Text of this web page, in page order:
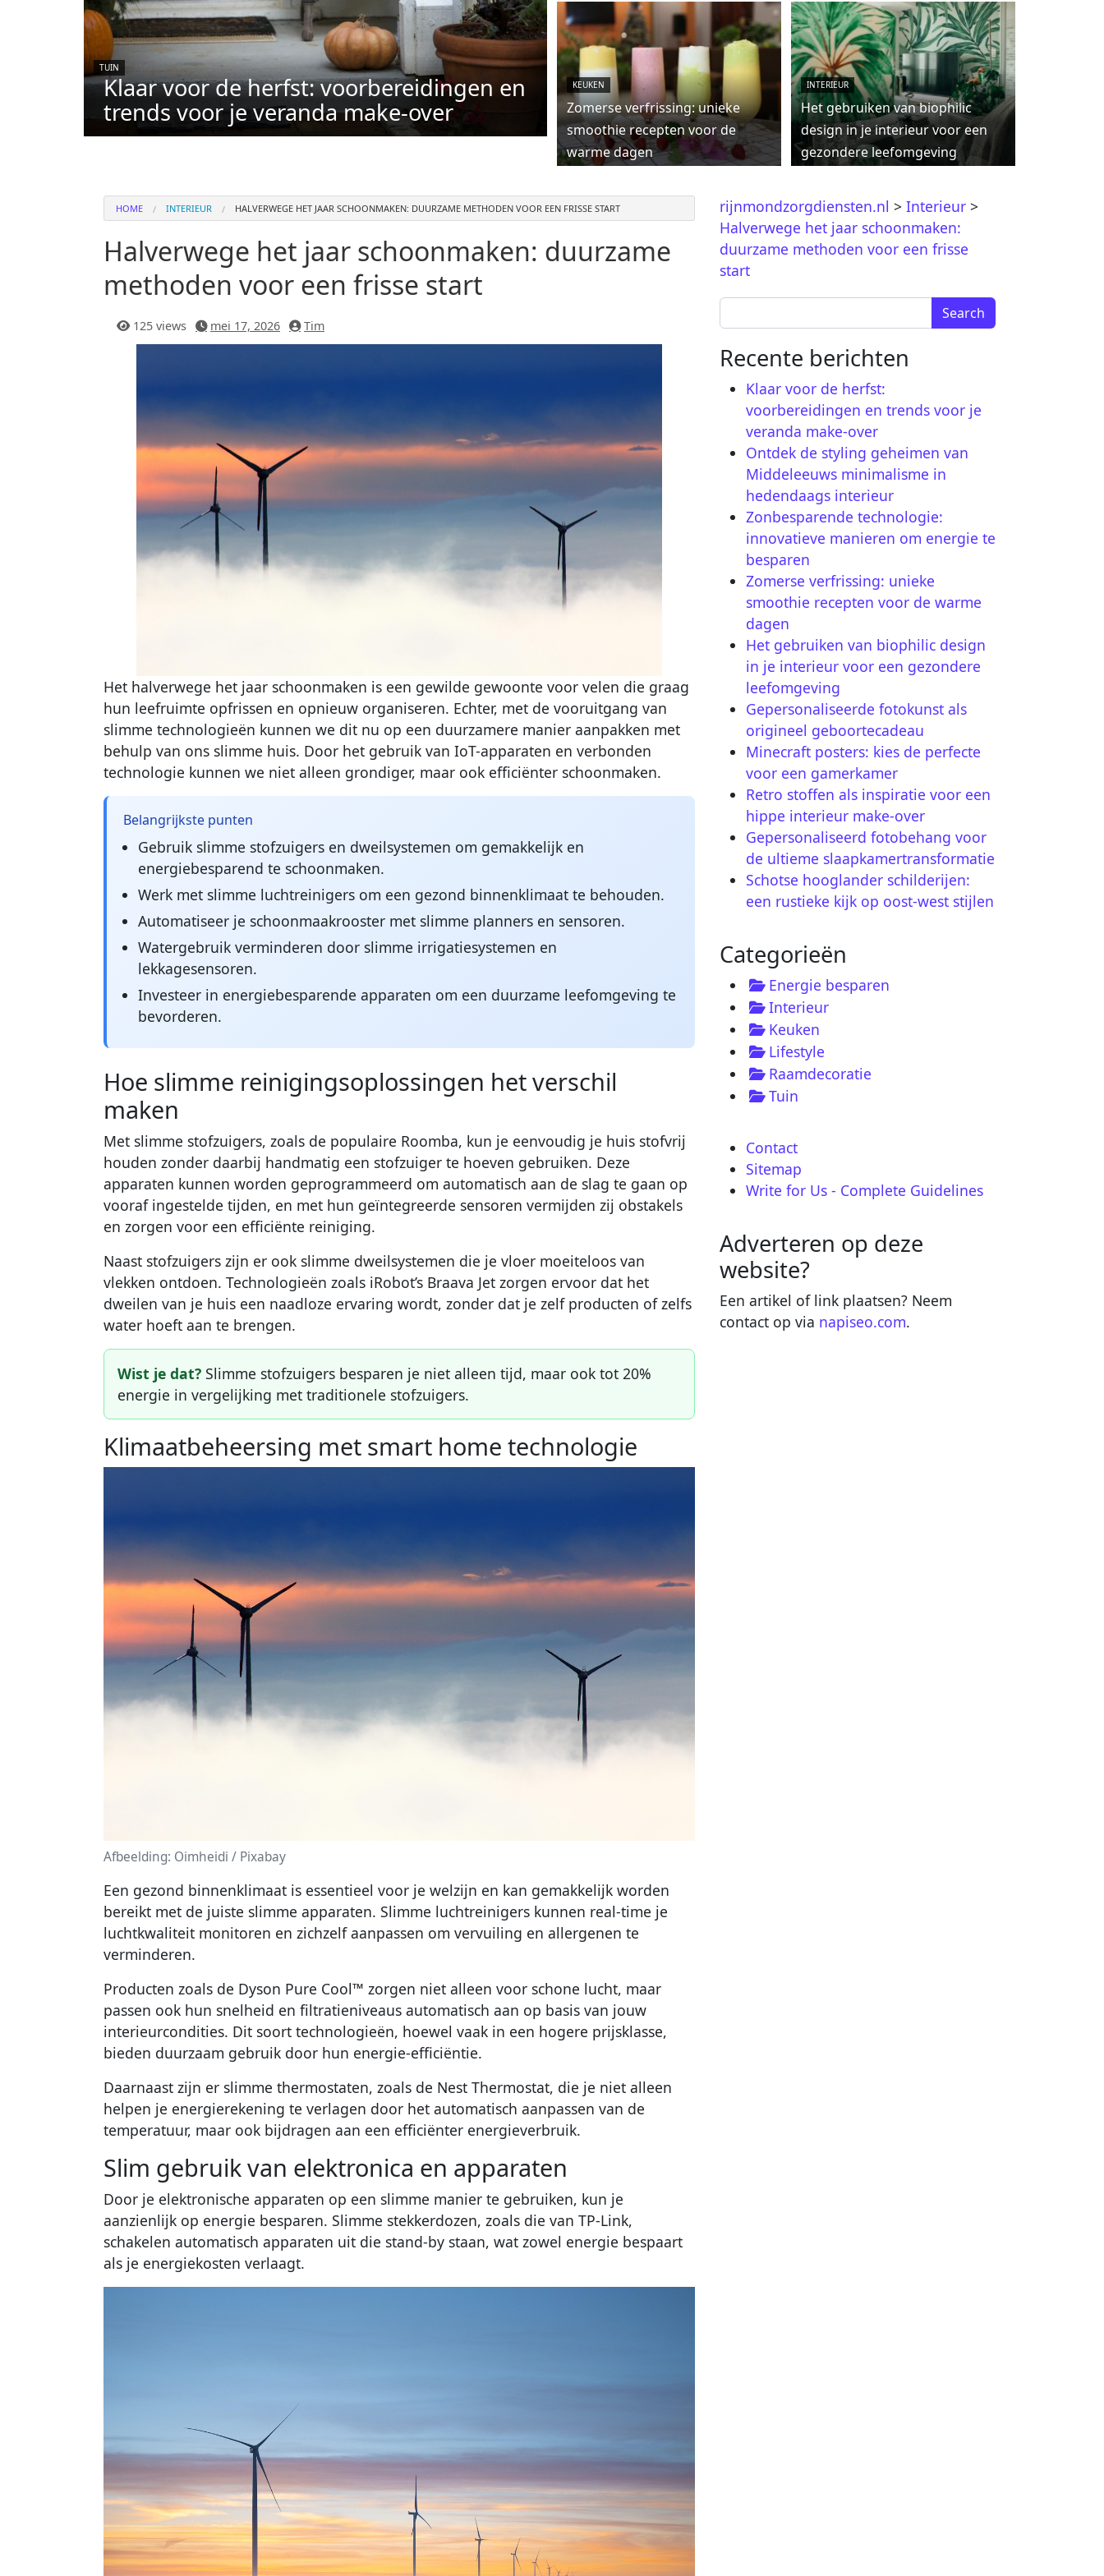
TUIN
Klaar voor de herfst: voorbereidingen en
trends voor je veranda make-over
KEUKEN
Zomerse verfrissing: unieke
smoothie recepten voor de
warme dagen
INTERIEUR
Het gebruiken van biophilic
design in je interieur voor een
gezondere leefomgeving
HOME INTERIEUR HALVERWEGE HET JAAR SCHOONMAKEN: DUURZAME METHODEN VOOR EEN FRISSE START
Halverwege het jaar schoonmaken: duurzame
methoden voor een frisse start
125 views mei 17, 2026 Tim
Het halverwege het jaar schoonmaken is een gewilde gewoonte voor velen die graag
hun leefruimte opfrissen en opnieuw organiseren. Echter, met de vooruitgang van
slimme technologieën kunnen we dit nu op een duurzamere manier aanpakken met
behulp van ons slimme huis. Door het gebruik van IoT-apparaten en verbonden
technologie kunnen we niet alleen grondiger, maar ook efficiënter schoonmaken.
Belangrijkste punten
Gebruik slimme stofzuigers en dweilsystemen om gemakkelijk en
energiebesparend te schoonmaken.
Werk met slimme luchtreinigers om een gezond binnenklimaat te behouden.
Automatiseer je schoonmaakrooster met slimme planners en sensoren.
Watergebruik verminderen door slimme irrigatiesystemen en
lekkagesensoren.
Investeer in energiebesparende apparaten om een duurzame leefomgeving te
bevorderen.
Hoe slimme reinigingsoplossingen het verschil
maken
Met slimme stofzuigers, zoals de populaire Roomba, kun je eenvoudig je huis stofvrij
houden zonder daarbij handmatig een stofzuiger te hoeven gebruiken. Deze
apparaten kunnen worden geprogrammeerd om automatisch aan de slag te gaan op
vooraf ingestelde tijden, en met hun geïntegreerde sensoren vermijden zij obstakels
en zorgen voor een efficiënte reiniging.
Naast stofzuigers zijn er ook slimme dweilsystemen die je vloer moeiteloos van
vlekken ontdoen. Technologieën zoals iRobot’s Braava Jet zorgen ervoor dat het
dweilen van je huis een naadloze ervaring wordt, zonder dat je zelf producten of zelfs
water hoeft aan te brengen.
Wist je dat? Slimme stofzuigers besparen je niet alleen tijd, maar ook tot 20%
energie in vergelijking met traditionele stofzuigers.
Klimaatbeheersing met smart home technologie
Afbeelding: Oimheidi / Pixabay
Een gezond binnenklimaat is essentieel voor je welzijn en kan gemakkelijk worden
bereikt met de juiste slimme apparaten. Slimme luchtreinigers kunnen real-time je
luchtkwaliteit monitoren en zichzelf aanpassen om vervuiling en allergenen te
verminderen.
Producten zoals de Dyson Pure Cool™ zorgen niet alleen voor schone lucht, maar
passen ook hun snelheid en filtratieniveaus automatisch aan op basis van jouw
interieurcondities. Dit soort technologieën, hoewel vaak in een hogere prijsklasse,
bieden duurzaam gebruik door hun energie-efficiëntie.
Daarnaast zijn er slimme thermostaten, zoals de Nest Thermostat, die je niet alleen
helpen je energierekening te verlagen door het automatisch aanpassen van de
temperatuur, maar ook bijdragen aan een efficiënter energieverbruik.
Slim gebruik van elektronica en apparaten
Door je elektronische apparaten op een slimme manier te gebruiken, kun je
aanzienlijk op energie besparen. Slimme stekkerdozen, zoals die van TP-Link,
schakelen automatisch apparaten uit die stand-by staan, wat zowel energie bespaart
als je energiekosten verlaagt.
rijnmondzorgdiensten.nl > Interieur >
Halverwege het jaar schoonmaken:
duurzame methoden voor een frisse
start
Search for:
Recente berichten
Klaar voor de herfst:
voorbereidingen en trends voor je
veranda make-over
Ontdek de styling geheimen van
Middeleeuws minimalisme in
hedendaags interieur
Zonbesparende technologie:
innovatieve manieren om energie te
besparen
Zomerse verfrissing: unieke
smoothie recepten voor de warme
dagen
Het gebruiken van biophilic design
in je interieur voor een gezondere
leefomgeving
Gepersonaliseerde fotokunst als
origineel geboortecadeau
Minecraft posters: kies de perfecte
voor een gamerkamer
Retro stoffen als inspiratie voor een
hippe interieur make-over
Gepersonaliseerd fotobehang voor
de ultieme slaapkamertransformatie
Schotse hooglander schilderijen:
een rustieke kijk op oost-west stijlen
Categorieën
Energie besparen
Interieur
Keuken
Lifestyle
Raamdecoratie
Tuin
Contact
Sitemap
Write for Us - Complete Guidelines
Adverteren op deze
website?
Een artikel of link plaatsen? Neem
contact op via napiseo.com.